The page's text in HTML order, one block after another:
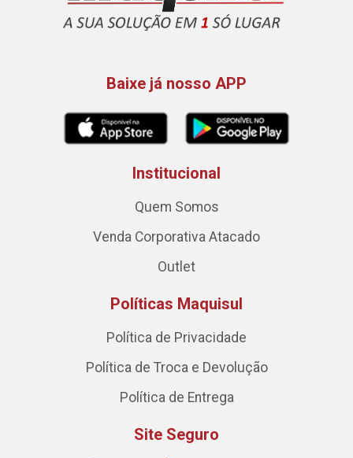
Baixe já nosso APP
Institucional
Quem Somos
Venda Corporativa Atacado
Outlet
Políticas Maquisul
Política de Privacidade
Política de Troca e Devolução
Política de Entrega
Site Seguro